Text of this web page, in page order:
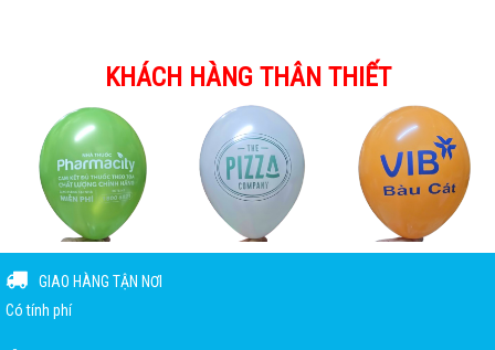
KHÁCH HÀNG THÂN THIẾT
GIAO HÀNG TẬN NƠI
Có tính phí